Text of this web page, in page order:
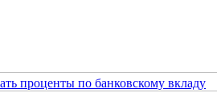
проценты по банковскому вкладу